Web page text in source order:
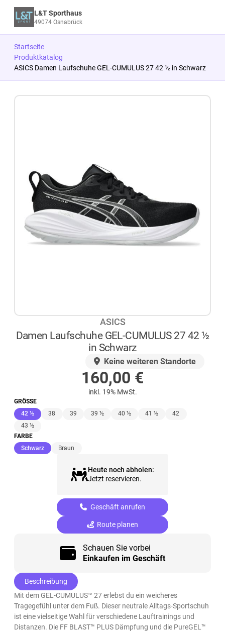
L&T Sporthaus
49074 Osnabrück
Startseite
Produktkatalog
ASICS Damen Laufschuhe GEL-CUMULUS 27 42 ½ in Schwarz
ASICS
Damen Laufschuhe GEL-CUMULUS 27 42 ½
in Schwarz
Keine weiteren Standorte
160,00 €
inkl. 19% MwSt.
GRÖSSE
42 ½(ausgewählt)
38 39 39 ½ 40 ½ 41 ½
42
43 ½
FARBE
Schwarz(ausgewählt)
Braun
Heute noch abholen:
Jetzt reservieren.
Geschäft anrufen
Route planen
Schauen Sie vorbei
Einkaufen im Geschäft
Beschreibung
Mit dem GEL-CUMULUS™ 27 erlebst du ein weicheres
Tragegefühl unter dem Fuß. Dieser neutrale Alltags-Sportschuh
ist eine vielseitige Wahl für verschiedene Lauftrainings und
Distanzen. Die FF BLAST™ PLUS Dämpfung und die PureGEL™